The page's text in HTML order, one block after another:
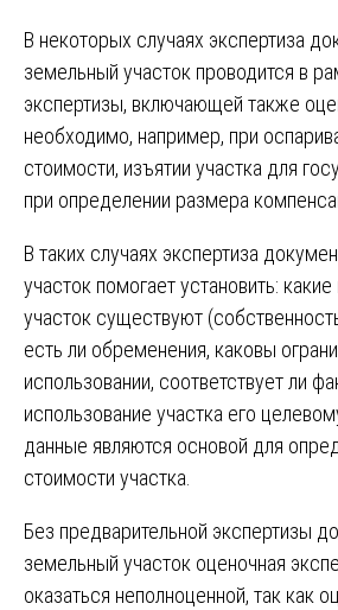
В некоторых случаях экспертиза
земельный участок проводится в
экспертизы, включающей также
необходимо, например, при
стоимости, изъятии участка для
при определении размера
В таких случаях экспертиза
участок помогает установить:
участок существуют
есть ли обременения, каковы
использовании, соответствует ли
использование участка его
данные являются основой для
стоимости участка.
Без предварительной экспертизы
земельный участок оценочная
оказаться неполноценной, так как